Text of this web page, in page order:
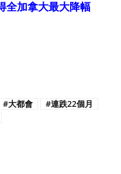
全加拿大最大降幅
#大都會
#連跌22個月